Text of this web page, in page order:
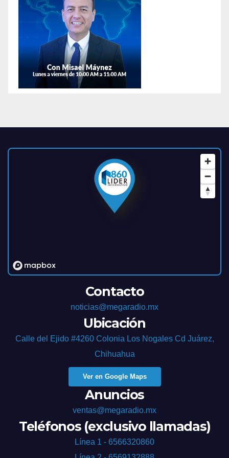
Contacto
noticias@megaradio.mx
Ubicación
Calle del Ejido #4260 Colonia Los Nogales Cd Juárez,
Chihuahua
Ver en Google Maps
Anuncios
ventas@megaradio.mx
Teléfonos (exclusivo llamadas)
Línea 1 - 6566320860